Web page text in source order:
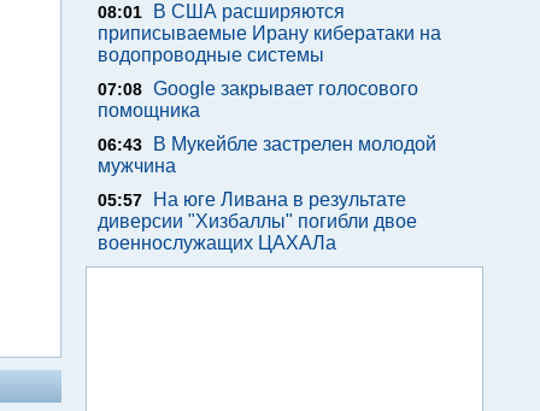
08:01
В США расширяются
приписываемые Ирану кибератаки на
водопроводные системы
07:08 Google закрывает голосового
помощника
06:43
В Мукейбле застрелен молодой
мужчина
05:57
На юге Ливана в результате
диверсии "Хизбаллы" погибли двое
военнослужащих ЦАХАЛа